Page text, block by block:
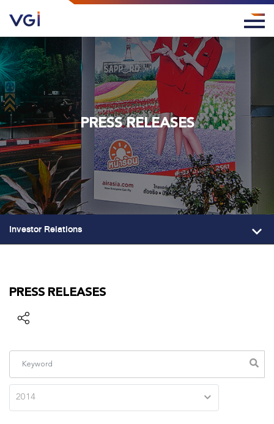
PRESS RELEASES
Investor Relations
PRESS RELEASES
2014